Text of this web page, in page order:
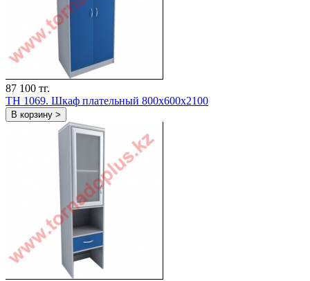
87 100 тг.
TH 1069. Шкаф плательный 800х600х2100
В корзину >